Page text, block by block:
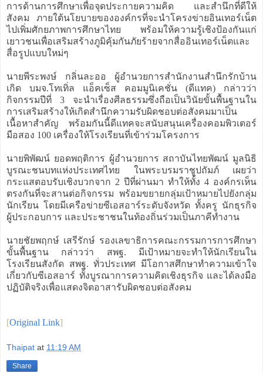
การด้านการศึกษาเพื่อจุดประกายความคิด และสำนึกที่ดีให้
สังคม ภายใต้นโยบายขององค์กรที่จะนำโครงข่ายอินเทอร์เน็ต
ไปเพิ่มศักยภาพการศึกษาไทย พร้อมให้ความรู้เชิงป้องกันแก่
เยาวชนเพื่อเสริมสร้างภูมิคุ้มกันภัยร้ายจากสื่ออินเทอร์เน็ตและ
สื่อรูปแบบใหม่ๆ
นายพีระพงษ์ กลิ่นละออ ผู้อำนวยการสำนักงานสำนึกรักบ้าน
เกิด บมจ.โทเทิ่ล แอ็คเซ็ส คอมมูนิเคชั่น (ดีแทค) กล่าวว่า
กิจกรรมปีที่ 3 จะนำเรื่องศีลธรรมซึ่งถือเป็นวินัยขั้นพื้นฐานใน
การเสริมสร้างให้เกิดสำนึกความรับผิดชอบต่อสังคมมาเป็น
เนื้อหาสำคัญ พร้อมกันนี้ดีแทคจะสนับสนุนเครื่องคอมพิวเตอร์
มือสอง 100 เครื่องให้โรงเรียนที่เข้าร่วมโครงการ
นายพิพัฒน์ ยอดพฤติการ ผู้อำนวยการ สถาบันไทยพัฒน์ มูลนิธิ
บูรณะชนบทแห่งประเทศไทย ในพระบรมราชูปถัมภ์ เผยว่า
กระแสตอบรับเชิงบวกจาก 2 ปีที่ผ่านมา ทำให้ทั้ง 4 องค์กรเห็น
ตรงกันที่จะสานต่อกิจกรรม พร้อมขยายกลุ่มเป้าหมายไปยังกลุ่ม
นักเรียน โดยมีเครือข่ายซีเอสอาร์ระดับจังหวัด ทั้งครู นักธุรกิจ
ผู้ประกอบการ และประชาชนในท้องถิ่นร่วมเป็นภาคีทำงาน
นายชัยพฤกษ์ เสรีรักษ์ รองเลขาธิการคณะกรรมการการศึกษา
ขั้นพื้นฐาน กล่าวว่า สพฐ. มีเป้าหมายจะทำให้นักเรียนใน
โรงเรียนสังกัด สพฐ. ทั่วประเทศ มีโอกาสศึกษาทำความเข้าใจ
เกี่ยวกับซีเอสอาร์ ทั้งบูรณาการความคิดเชิงธุรกิจ และได้ลงมือ
ปฏิบัติจริงเพื่อแสดงจิตอาสารับผิดชอบต่อสังคม
[Original Link]
Thaipat at 11:19 AM
Share